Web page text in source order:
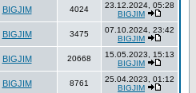
BIGJIM 4024
23.12.2024, 05:28
BIGJIM
BIGJIM 3475
07.10.2024, 23:42
BIGJIM
BIGJIM 20668
15.05.2023, 15:13
BIGJIM
BIGJIM 8761
25.04.2023, 01:12
BIGJIM